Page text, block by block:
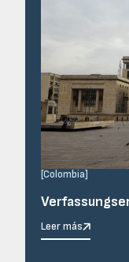
[Colombia]
Leer más